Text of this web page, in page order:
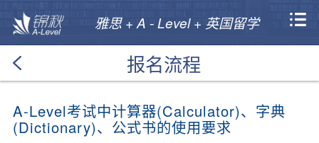
雅思 + A - Level + 英国留学
报名流程
A-Level考试中计算器(Calculator)、字典
(Dictionary)、公式书的使用要求